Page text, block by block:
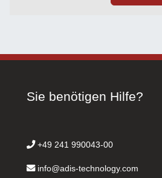
Sie benötigen Hilfe?
+49 241 990043-00
info@adis-technology.com